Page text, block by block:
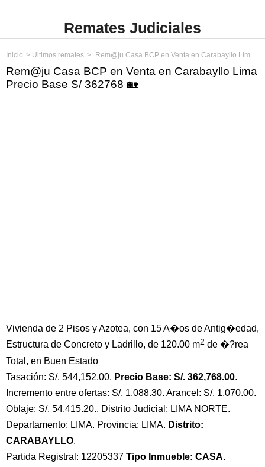
Remates Judiciales
Inicio Últimos remates Rem@ju Casa BCP en Venta en Carabayllo Lima Precio Base S/ 362768
Rem@ju Casa BCP en Venta en Carabayllo Lima
Precio Base S/ 362768 🏡
Vivienda de 2 Pisos y Azotea, con 15 A�os de Antig�edad,
Estructura de Concreto y Ladrillo, de 120.00 m2 de �?rea
Total, en Buen Estado
Tasación: S/. 544,152.00. Precio Base: S/. 362,768.00.
Incremento entre ofertas: S/. 1,088.30. Arancel: S/. 1,070.00.
Oblaje: S/. 54,415.20.. Distrito Judicial: LIMA NORTE.
Departamento: LIMA. Provincia: LIMA. Distrito:
CARABAYLLO.
Partida Registral: 12205337 Tipo Inmueble: CASA.